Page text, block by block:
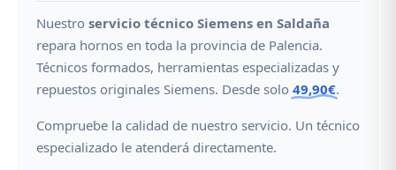
Nuestro servicio técnico Siemens en Saldaña
repara hornos en toda la provincia de Palencia.
Técnicos formados, herramientas especializadas y
repuestos originales Siemens. Desde solo 49,90€.
Compruebe la calidad de nuestro servicio. Un técnico
especializado le atenderá directamente.